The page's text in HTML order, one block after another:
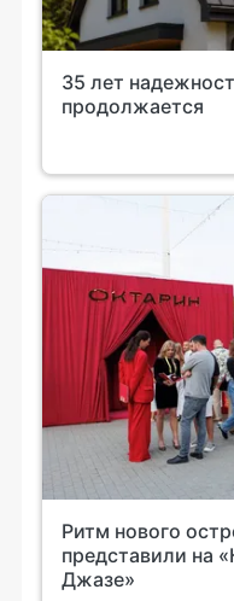
35 лет
продолжается
Ритм нового
представили на
Джазе»